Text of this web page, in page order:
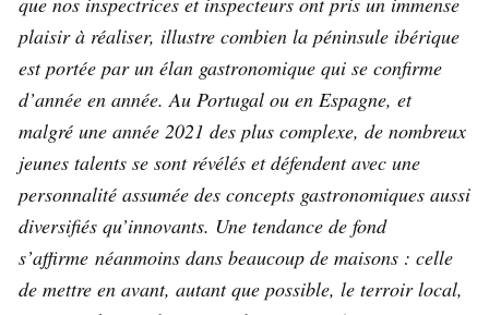
plaisir à réaliser, illustre combien la péninsule ibérique
est portée par un élan gastronomique qui se confirme
d’année en année. Au Portugal ou en Espagne, et
malgré une année 2021 des plus complexe, de nombreux
jeunes talents se sont révélés et défendent avec une
personnalité assumée des concepts gastronomiques aussi
diversifiés qu’innovants. Une tendance de fond
s’affirme néanmoins dans beaucoup de maisons : celle
de mettre en avant, autant que possible, le terroir local,